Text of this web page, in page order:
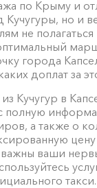
по Крыму и
Кучугуры, но и
не
города
доплат за
Кучугур в
полную
а также о
ваши
такси.